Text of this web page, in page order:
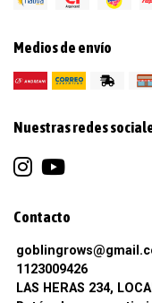
Medios de envío
Nuestras redes
Contacto
1123009426
LAS HERAS 234,